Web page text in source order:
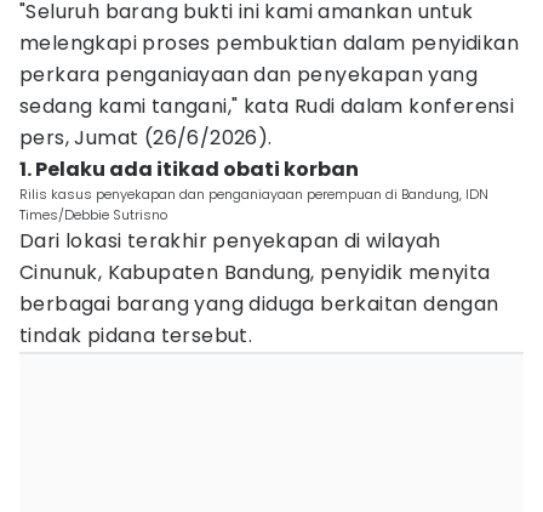
"Seluruh barang bukti ini kami amankan untuk
melengkapi proses pembuktian dalam penyidikan
perkara penganiayaan dan penyekapan yang
sedang kami tangani," kata Rudi dalam konferensi
pers, Jumat (26/6/2026).
1. Pelaku ada itikad obati korban
Rilis kasus penyekapan dan penganiayaan perempuan di Bandung, IDN
Times/Debbie Sutrisno
Dari lokasi terakhir penyekapan di wilayah
Cinunuk, Kabupaten Bandung, penyidik menyita
berbagai barang yang diduga berkaitan dengan
tindak pidana tersebut.